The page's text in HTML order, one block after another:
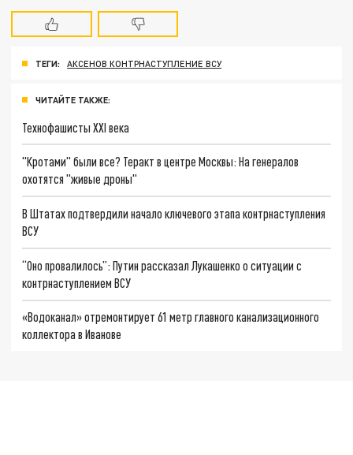
ТЕГИ: АКСЕНОВ КОНТРНАСТУПЛЕНИЕ ВСУ
ЧИТАЙТЕ ТАКЖЕ:
Технофашисты XXI века
"Кротами" были все? Теракт в центре Москвы: На генералов
охотятся "живые дроны"
В Штатах подтвердили начало ключевого этапа контрнаступления
ВСУ
“Оно провалилось”: Путин рассказал Лукашенко о ситуации с
контрнаступлением ВСУ
«Водоканал» отремонтирует 61 метр главного канализационного
коллектора в Иванове